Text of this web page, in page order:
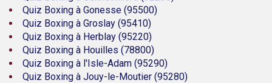
Quiz Boxing à Gonesse (95500)
Quiz Boxing à Groslay (95410)
Quiz Boxing à Herblay (95220)
Quiz Boxing à Houilles (78800)
Quiz Boxing à l'Isle-Adam (95290)
Quiz Boxing à Jouy-le-Moutier (95280)